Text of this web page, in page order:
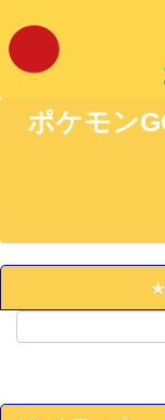
ポケモン